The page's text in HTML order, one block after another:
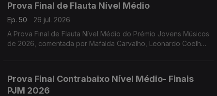
Prova Final de Flauta Nível Médio
Ep. 50
26 jul. 2026
A Prova Final de Flauta Nível Médio do Prémio Jovens Músicos
de 2026, comentada por Mafalda Carvalho, Leonardo Coelho,
Prova Final Contrabaixo Nível Médio- Finais
PJM 2026